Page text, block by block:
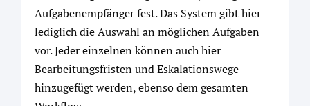
Aufgabenempfänger fest. Das System gibt hier
lediglich die Auswahl an möglichen Aufgaben
vor. Jeder einzelnen können auch hier
Bearbeitungsfristen und Eskalationswege
hinzugefügt werden, ebenso dem gesamten